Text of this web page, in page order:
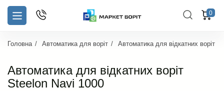
0
Головна Автоматика для воріт Автоматика для відкатних воріт
Автоматика для відкатних воріт
Steelon Navi 1000